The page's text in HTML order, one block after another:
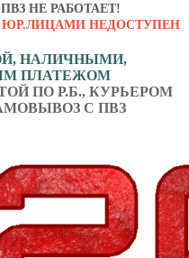
ПВЗ НЕ РАБОТАЕТ!
ЮР.ЛИЦАМИ НЕДОСТУПЕН
НАЛИЧНЫМИ,
ПЛАТЕЖОМ
ПО Р.Б., КУРЬЕРОМ
С ПВЗ